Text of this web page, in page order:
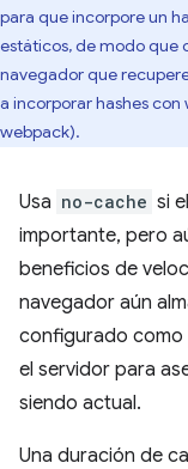
para que incorpore un
estáticos, de modo que
navegador que
a incorporar hashes
webpack).
Usa no-cache si
importante, pero
beneficios de
navegador aún
configurado como
el servidor para
siendo actual.
Una duración de